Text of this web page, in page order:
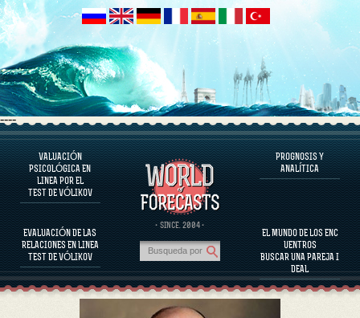
----
VALUACIÓN
PSICOLÓGICA EN
LINEA POR EL
TEST DE VÓLIKOV
EVALUACIÓN DE LAS
RELACIONES EN LINEA
TEST DE VÓLIKOV
· SINCE. 2004 ·
PROGNOSIS Y
ANALÍTICA
EL MUNDO DE LOS ENC
UENTROS
BUSCAR UNA PAREJA I
DEAL
EL PROGRAMA
EVALUAR EL CARÁCTER
EVALUACIÓN DEL CARÁCTER DE PERSONAJES FAMOSOS
EL PROGRAMA
EVALUAR LA COMPATIBILIDAD DE LA PAREJA
PROGNOSIS Y ANALÍTICA